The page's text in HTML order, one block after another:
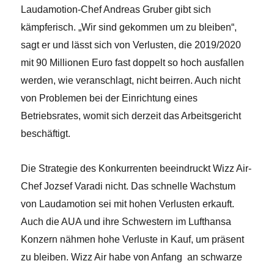
Laudamotion-Chef Andreas Gruber gibt sich
kämpferisch. „Wir sind gekommen um zu bleiben“,
sagt er und lässt sich von Verlusten, die 2019/2020
mit 90 Millionen Euro fast doppelt so hoch ausfallen
werden, wie veranschlagt, nicht beirren. Auch nicht
von Problemen bei der Einrichtung eines
Betriebsrates, womit sich derzeit das Arbeitsgericht
beschäftigt.
Die Strategie des Konkurrenten beeindruckt Wizz Air-
Chef Jozsef Varadi nicht. Das schnelle Wachstum
von Laudamotion sei mit hohen Verlusten erkauft.
Auch die AUA und ihre Schwestern im Lufthansa
Konzern nähmen hohe Verluste in Kauf, um präsent
zu bleiben. Wizz Air habe von Anfang an schwarze